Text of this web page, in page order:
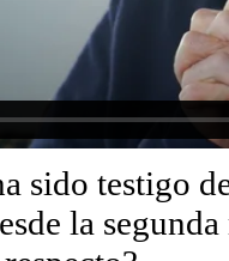
sido testigo
la